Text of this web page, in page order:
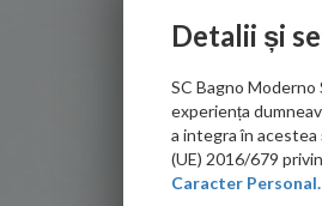
Detalii și
SC Bagno
experiența
a integra în
(UE) 2016/679
Caracter Personal.